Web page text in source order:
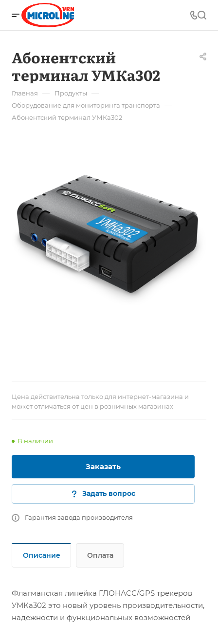
Абонентский
терминал УМКа302
Главная — Продукты —
Оборудование для мониторинга транспорта —
Абонентский терминал УМКа302
Цена действительна только для интернет-магазина и
может отличаться от цен в розничных магазинах
В наличии
Заказать
Задать вопрос
Гарантия завода производителя
Описание Оплата
Флагманская линейка ГЛОНАСС/GPS трекеров
УМКа302 это новый уровень производительности,
надежности и функциональных возможностей